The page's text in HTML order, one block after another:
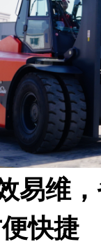
易维，
快捷